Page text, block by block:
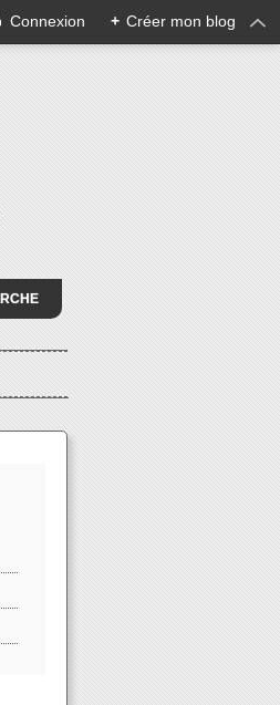
Connexion + Créer mon blog